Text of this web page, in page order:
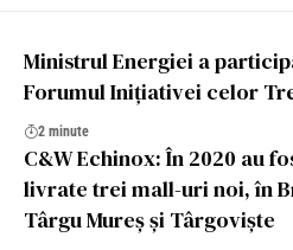
Ministrul Energiei a
Forumul Iniţiativei celor
2 minute
C&W Echinox: În 2020 au
livrate trei mall-uri noi, în
Târgu Mureș și Târgoviște